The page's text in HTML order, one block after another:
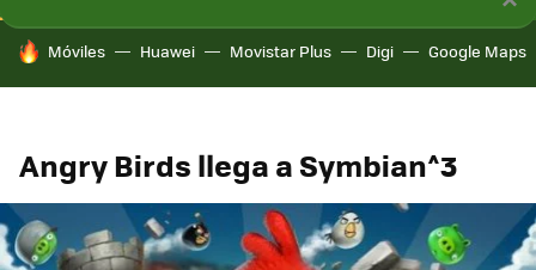
HOY SE HABLA DE
Móviles Huawei Movistar Plus Digi Google Maps
Angry Birds llega a Symbian^3